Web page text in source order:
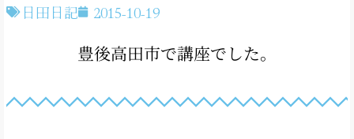
日田日記 2015-10-19
豊後高田市で講座でした。